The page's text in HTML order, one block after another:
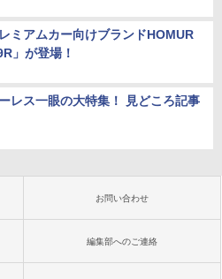
ミアムカー向けブランドHOMUR
」が登場！
レス一眼の大特集！ 見どころ記事
お問い合わせ
編集部へのご連絡